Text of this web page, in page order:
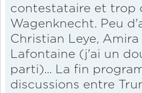
contestataire et trop
Wagenknecht. Peu
Christian Leye,
Lafontaine (j'ai un
parti)... La fin
discussions entre